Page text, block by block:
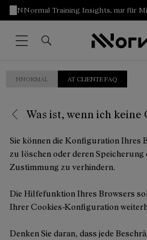
NNormal Training Insights, nur für
NNORMAL AT CLIENTE FAQ
Was ist, wenn ich keine
Sie können die Konfiguration Ihres
zu löschen oder deren
Zustimmung zu verhindern.
Die Hilfefunktion Ihres Browsers
Ihrer Cookies-Konfiguration
Denken Sie daran, dass jede